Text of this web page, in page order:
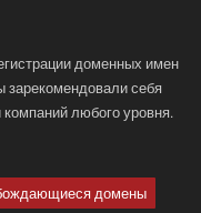
доменных имен
зарекомендовали себя
любого уровня.
домены